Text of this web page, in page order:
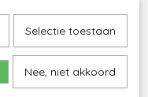
Selectie toestaan
Nee, niet akkoord